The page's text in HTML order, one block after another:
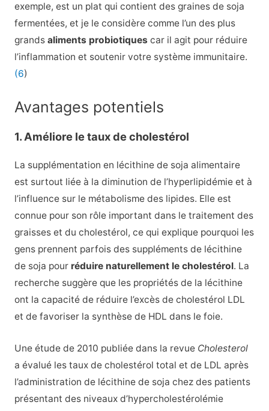
exemple, est un plat qui contient des graines de soja
fermentées, et je le considère comme l’un des plus
grands aliments probiotiques car il agit pour réduire
l’inflammation et soutenir votre système immunitaire.
(6)
Avantages potentiels
1. Améliore le taux de cholestérol
La supplémentation en lécithine de soja alimentaire
est surtout liée à la diminution de l’hyperlipidémie et à
l’influence sur le métabolisme des lipides. Elle est
connue pour son rôle important dans le traitement des
graisses et du cholestérol, ce qui explique pourquoi les
gens prennent parfois des suppléments de lécithine
de soja pour réduire naturellement le cholestérol. La
recherche suggère que les propriétés de la lécithine
ont la capacité de réduire l’excès de cholestérol LDL
et de favoriser la synthèse de HDL dans le foie.
Une étude de 2010 publiée dans la revue Cholesterol
a évalué les taux de cholestérol total et de LDL après
l’administration de lécithine de soja chez des patients
présentant des niveaux d’hypercholestérolémie